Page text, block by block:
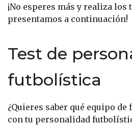
¡No esperes más y realiza los
presentamos a continuación!
Test de
futbolística
¿Quieres saber qué equipo
con tu personalidad